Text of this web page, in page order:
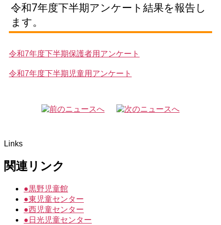
令和7年度下半期アンケート結果を報告し
ます。
令和7年度下半期保護者用アンケート
令和7年度下半期児童用アンケート
Links
関連リンク
●黒野児童館
●東児童センター
●西児童センター
● 日光児童センター